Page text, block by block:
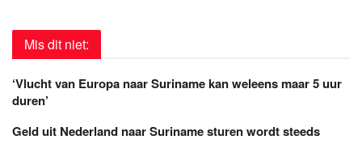
Mis dit niet:
‘Vlucht van Europa naar Suriname kan weleens maar 5 uur
duren’
Geld uit Nederland naar Suriname sturen wordt steeds